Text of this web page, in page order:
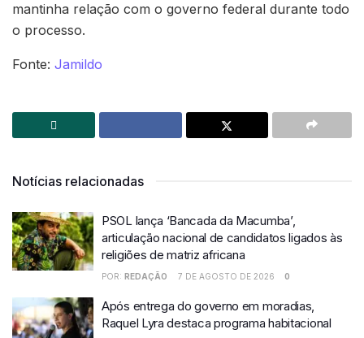
mantinha relação com o governo federal durante todo
o processo.
Fonte: Jamildo
Notícias relacionadas
PSOL lança ‘Bancada da Macumba’,
articulação nacional de candidatos ligados às
religiões de matriz africana
POR: REDAÇÃO 7 DE AGOSTO DE 2026 0
Após entrega do governo em moradias,
Raquel Lyra destaca programa habitacional